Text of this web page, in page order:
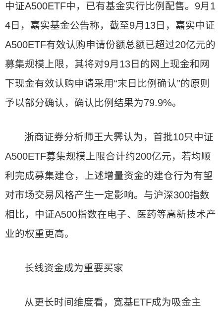
中证A500ETF中，已有基金实行比例配售。9月1
4日，嘉实基金公告称，截至9月13日，嘉实中证
A500ETF有效认购申请份额总额已超过20亿元的
募集规模上限，其将对9月13日的网上现金和网
下现金有效认购申请采用“末日比例确认”的原则
予以部分确认，确认比例结果为79.9%。
浙商证券分析师王大霁认为，首批10只中证
A500ETF募集规模上限合计约200亿元，若均顺
利完成募集建仓，上述增量资金的建仓行为有望
对市场交易风格产生一定影响。与沪深300指数
相比，中证A500指数在电子、医药等高新技术产
业的权重更高。
长线资金成为重要买家
从更长时间维度看，宽基ETF成为吸金主